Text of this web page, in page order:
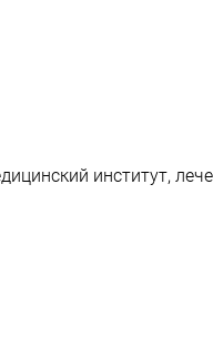
институт,